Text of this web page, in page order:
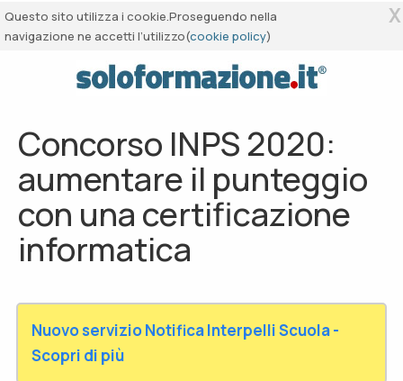
Questo sito utilizza i cookie.Proseguendo nella
navigazione ne accetti l’utilizzo(cookie policy)
X
Concorso INPS 2020:
aumentare il punteggio
con una certificazione
informatica
Nuovo servizio Notifica Interpelli Scuola -
Scopri di più